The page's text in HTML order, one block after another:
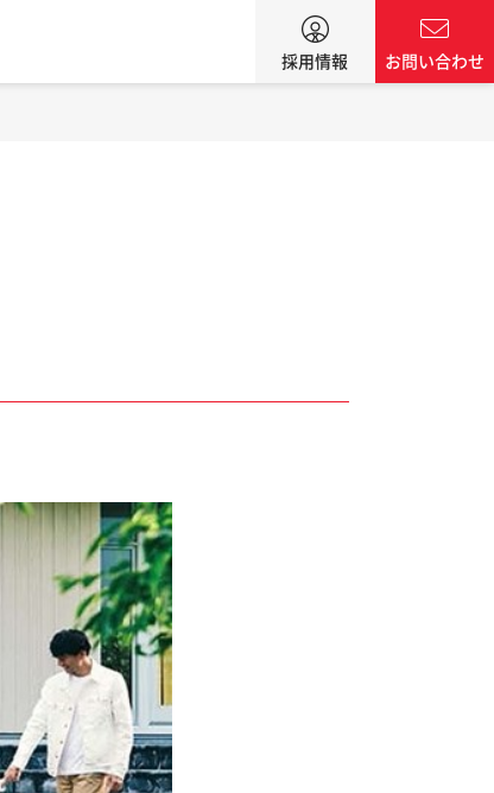
採用情報 お問い合わせ